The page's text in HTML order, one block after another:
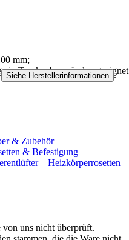
mm;
in Trockenbauwänden geeignet
Siehe Herstellerinformationen .
& Zubehör
& Befestigung
Heizkörperrosetten
uns nicht überprüft.